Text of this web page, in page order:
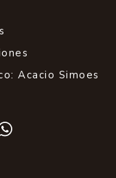
Acacio Simoes